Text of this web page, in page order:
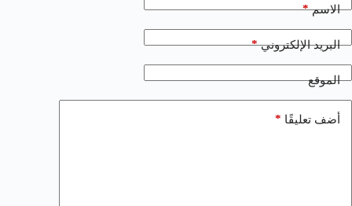
الاسم*
البريد الإلكتروني*
الموقع
أضف تعليقًا *